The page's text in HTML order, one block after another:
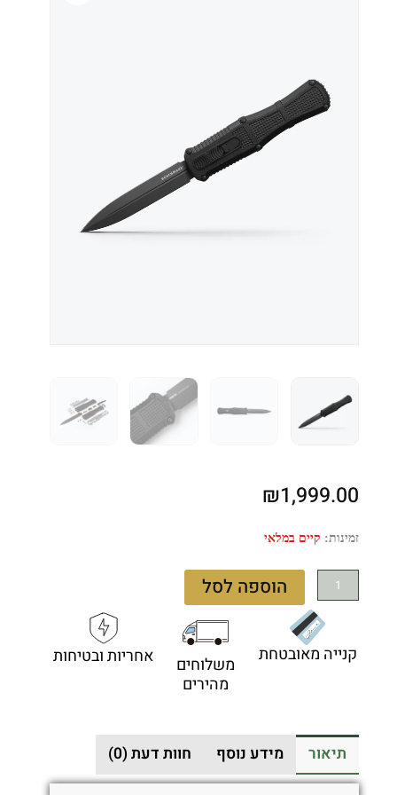
₪1,999.00
זמינות: קיים במלאי
כמות
Benchmade
3370GY
בצבע
שחור
הוספה לסל
קנייה מאובטחת
משלוחים
מהירים
אחריות ובטיחות
תיאור מידע נוסף חוות דעת (0)